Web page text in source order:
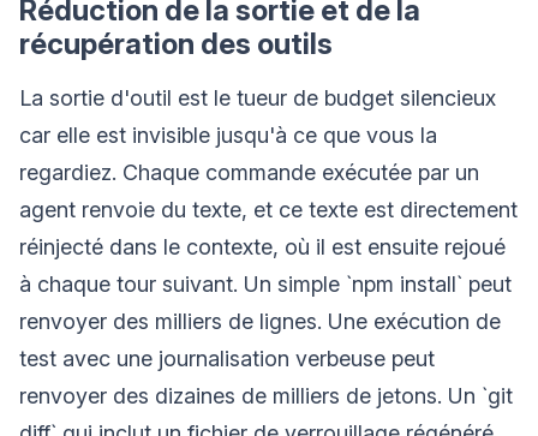
Réduction de la sortie et de la
récupération des outils
La sortie d'outil est le tueur de budget silencieux
car elle est invisible jusqu'à ce que vous la
regardiez. Chaque commande exécutée par un
agent renvoie du texte, et ce texte est directement
réinjecté dans le contexte, où il est ensuite rejoué
à chaque tour suivant. Un simple `npm install` peut
renvoyer des milliers de lignes. Une exécution de
test avec une journalisation verbeuse peut
renvoyer des dizaines de milliers de jetons. Un `git